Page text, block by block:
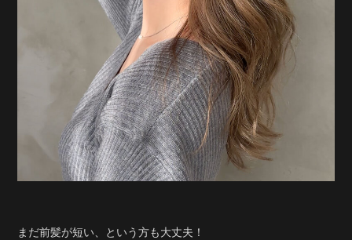
まだ前髪が短い、という方も大丈夫！